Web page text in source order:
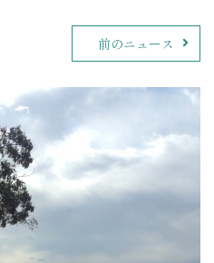
前のニュース